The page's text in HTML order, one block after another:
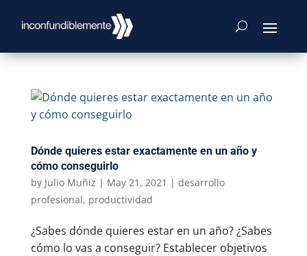
Dónde quieres estar exactamente en un año y
cómo conseguirlo
by Julio Muñiz | May 21, 2021 | desarrollo
profesional, productividad
¿Sabes dónde quieres estar en un año? ¿Sabes
cómo lo vas a conseguir? Establecer objetivos